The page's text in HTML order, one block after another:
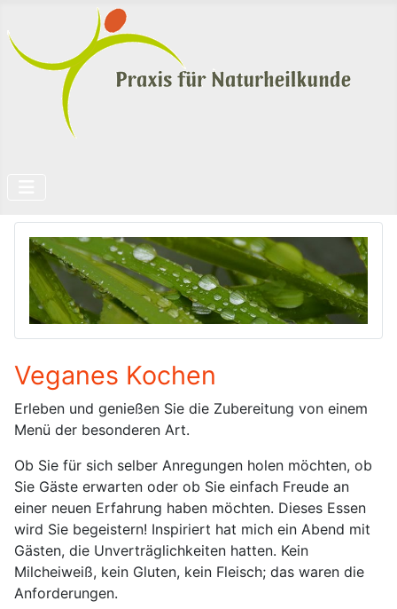
Veganes Kochen
Erleben und genießen Sie die Zubereitung von einem
Menü der besonderen Art.
Ob Sie für sich selber Anregungen holen möchten, ob
Sie Gäste erwarten oder ob Sie einfach Freude an
einer neuen Erfahrung haben möchten. Dieses Essen
wird Sie begeistern! Inspiriert hat mich ein Abend mit
Gästen, die Unverträglichkeiten hatten. Kein
Milcheiweiß, kein Gluten, kein Fleisch; das waren die
Anforderungen.